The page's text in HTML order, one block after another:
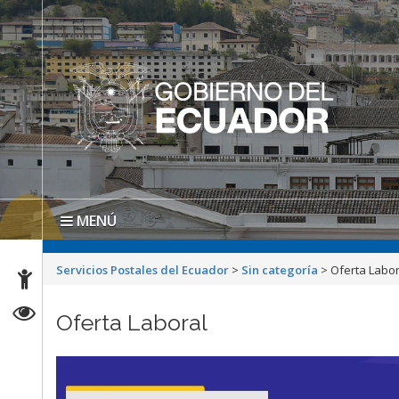
MENÚ
Servicios Postales del Ecuador > Sin categoría > Oferta
Oferta Laboral